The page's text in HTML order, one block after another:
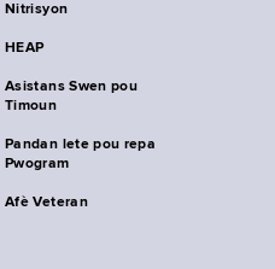
Nitrisyon
HEAP
Asistans Swen pou
Timoun
Pandan lete pou repa
Pwogram
Afè Veteran